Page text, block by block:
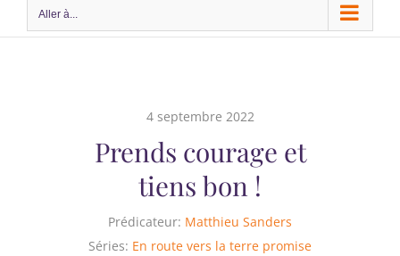
Aller à...
4 septembre 2022
Prends courage et
tiens bon !
Prédicateur: Matthieu Sanders
Séries: En route vers la terre promise